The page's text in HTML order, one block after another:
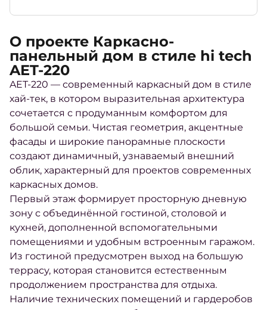
О проекте Каркасно-
панельный дом в стиле hi tech
AET-220
AET-220 — современный каркасный дом в стиле
хай-тек, в котором выразительная архитектура
сочетается с продуманным комфортом для
большой семьи. Чистая геометрия, акцентные
фасады и широкие панорамные плоскости
создают динамичный, узнаваемый внешний
облик, характерный для проектов современных
каркасных домов.
Первый этаж формирует просторную дневную
зону с объединённой гостиной, столовой и
кухней, дополненной вспомогательными
помещениями и удобным встроенным гаражом.
Из гостиной предусмотрен выход на большую
террасу, которая становится естественным
продолжением пространства для отдыха.
Наличие технических помещений и гардеробов